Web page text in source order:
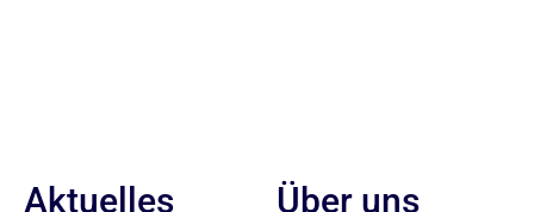
Aktuelles Über uns